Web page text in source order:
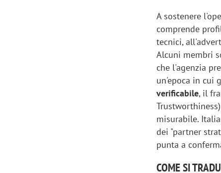
A sostenere
comprende
tecnici,
Alcuni membri
che l'agenzia
un'epoca in cui
verificabile, il
misurabile.
dei "partner
punta a
COME SI